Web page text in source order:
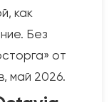
как
Без
от
май 2026.